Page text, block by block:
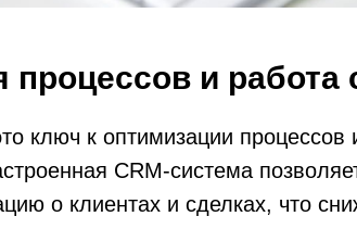
процессов и работа
ключ к оптимизации
CRM-система
о клиентах и сделках, что